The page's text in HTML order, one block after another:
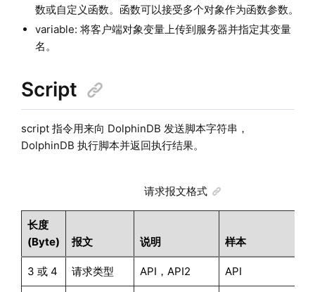
数或自定义函数。函数可以接受多个对象作为函数参数。
variable: 将客户端对象变量上传到服务器并指定其变量
名。
Script
script 指令用来向 DolphinDB 发送脚本字符串，
DolphinDB 执行脚本并返回执行结果。
请求报文格式
长度
(Byte)
报文 说明 样本
3 或 4 请求类型 API，API2 API